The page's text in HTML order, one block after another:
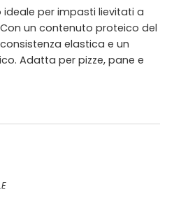
ideale per impasti lievitati a
un contenuto proteico del
elastica e un
Adatta per pizze, pane e